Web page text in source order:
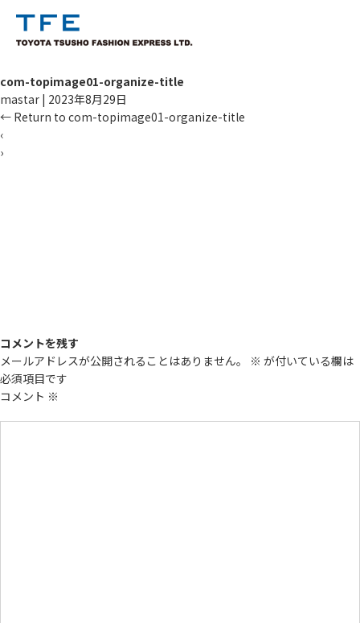
com-topimage01-organize-title
mastar | 2023年8月29日
← Return to com-topimage01-organize-title
‹
›
コメントを残す
メールアドレスが公開されることはありません。
※ が付いている欄は
必須項目です
コメント ※